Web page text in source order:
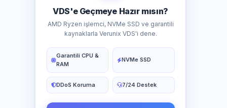
VDS'e Geçmeye Hazır mısın?
AMD Ryzen işlemci, NVMe SSD ve garantili
kaynaklarla Verunix VDS'i dene.
Garantili CPU &
RAM
NVMe SSD
DDoS Koruma 7/24 Destek